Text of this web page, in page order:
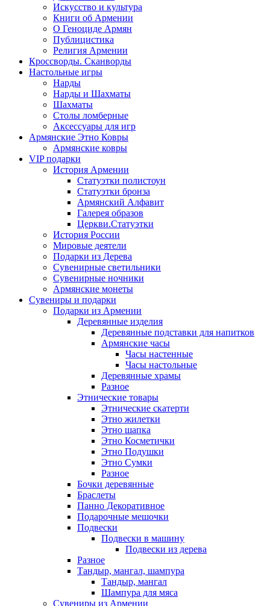
Иcкусство и культура
Книги об Армении
О Геноциде Армян
Публицистика
Религия Армении
Кроссворды. Сканворды
Настольные игры
Нарды
Нарды и Шахматы
Шахматы
Столы ломберные
Аксессуары для игр
Армянские Этно Ковры
Армянские ковры
VIP подарки
История Армении
Статуэтки полистоун
Статуэтки бронза
Армянский Алфавит
Галерея образов
Церкви.Статуэтки
История России
Мировые деятели
Подарки из Дерева
Сувенирные светильники
Сувенирные ночники
Армянские монеты
Сувениры и подарки
Подарки из Армении
Деревянные изделия
Деревянные подставки для напитков
Армянские часы
Часы настенные
Часы настольные
Деревянные храмы
Разное
Этнические товары
Этнические скатерти
Этно жилетки
Этно шапка
Этно Косметички
Этно Подушки
Этно Сумки
Разное
Бочки деревянные
Браслеты
Панно Декоративное
Подарочные мешочки
Подвески
Подвески в машину
Подвески из дерева
Разное
Тандыр, мангал, шампура
Тандыр, мангал
Шампура для мяса
Сувениры из Армении